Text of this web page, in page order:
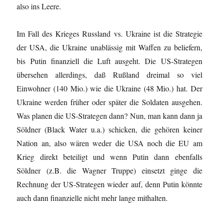
also ins Leere.
Im Fall des Krieges Russland vs. Ukraine ist die Strategie
der USA, die Ukraine unablässig mit Waffen zu beliefern,
bis Putin finanziell die Luft ausgeht. Die US-Strategen
übersehen allerdings, daß Rußland dreimal so viel
Einwohner (140 Mio.) wie die Ukraine (48 Mio.) hat. Der
Ukraine werden früher oder später die Soldaten ausgehen.
Was planen die US-Strategen dann? Nun, man kann dann ja
Söldner (Black Water u.a.) schicken, die gehören keiner
Nation an, also wären weder die USA noch die EU am
Krieg direkt beteiligt und wenn Putin dann ebenfalls
Söldner (z.B. die Wagner Truppe) einsetzt ginge die
Rechnung der US-Strategen wieder auf, denn Putin könnte
auch dann finanzielle nicht mehr lange mithalten.